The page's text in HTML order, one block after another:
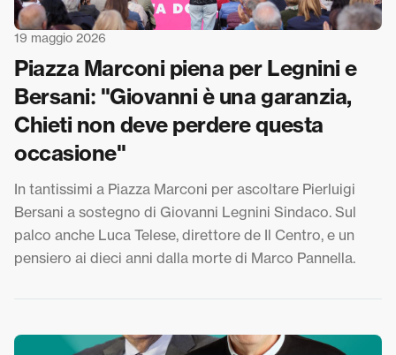
19 maggio 2026
Piazza Marconi piena per Legnini e
Bersani: "Giovanni è una garanzia,
Chieti non deve perdere questa
occasione"
In tantissimi a Piazza Marconi per ascoltare Pierluigi
Bersani a sostegno di Giovanni Legnini Sindaco. Sul
palco anche Luca Telese, direttore de Il Centro, e un
pensiero ai dieci anni dalla morte di Marco Pannella.